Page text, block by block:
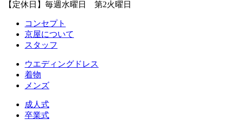
【定休日】毎週水曜日 第2火曜日
コンセプト
京屋について
スタッフ
ウエディングドレス
着物
メンズ
成人式
卒業式